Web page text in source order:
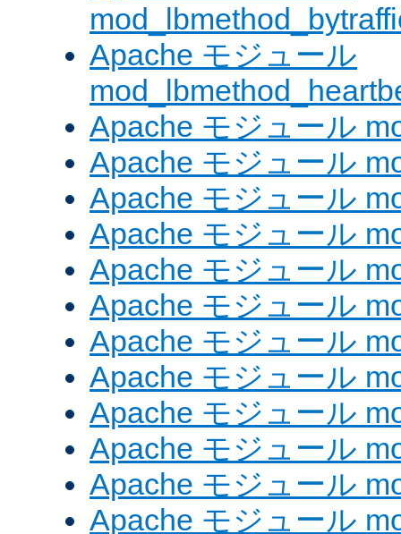
Apache モジュール
Apache モジュール
Apache モジュール
Apache モジュール
Apache モジュール
Apache モジュール
Apache モジュール
Apache モジュール
Apache モジュール
Apache モジュール
Apache モジュール
Apache モジュール
Apache モジュール